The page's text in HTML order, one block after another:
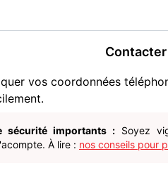
vos coordonnées
sécurité importants : Soyez
À lire : nos conseils pour